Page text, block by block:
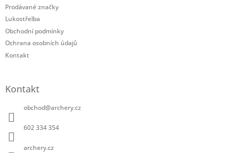
Prodávané značky
Lukostřelba
Obchodní podmínky
Ochrana osobních údajů
Kontakt
Kontakt
obchod@archery.cz
602 334 354
archery.cz